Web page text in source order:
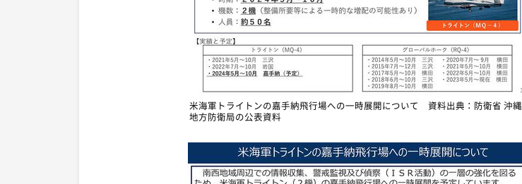
米海軍トライトンの嘉手納飛行場への一時展開について 資料出典：防衛省 沖縄
地方防衛局の公表資料